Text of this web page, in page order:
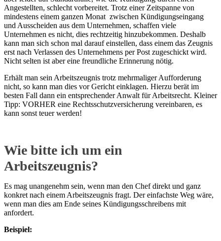
Angestellten, schlecht vorbereitet. Trotz einer Zeitspanne von
mindestens einem ganzen Monat zwischen Kündigungseingang
und Ausscheiden aus dem Unternehmen, schaffen viele
Unternehmen es nicht, dies rechtzeitig hinzubekommen. Deshalb
kann man sich schon mal darauf einstellen, dass einem das Zeugnis
erst nach Verlassen des Unternehmens per Post zugeschickt wird.
Nicht selten ist aber eine freundliche Erinnerung nötig.
Erhält man sein Arbeitszeugnis trotz mehrmaliger Aufforderung
nicht, so kann man dies vor Gericht einklagen. Hierzu berät im
besten Fall dann ein entsprechender Anwalt für Arbeitsrecht. Kleiner
Tipp: VORHER eine Rechtsschutzversicherung vereinbaren, es
kann sonst teuer werden!
Wie bitte ich um ein
Arbeitszeugnis?
Es mag unangenehm sein, wenn man den Chef direkt und ganz
konkret nach einem Arbeitszeugnis fragt. Der einfachste Weg wäre,
wenn man dies am Ende seines Kündigungsschreibens mit
anfordert.
Beispiel: